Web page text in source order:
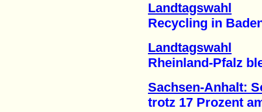
Landtagswahl
Recycling in
Landtagswahl
Rheinland-Pfalz
Sachsen-Anhalt:
trotz 17 Prozent am